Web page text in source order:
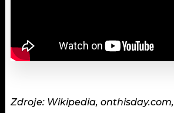
Zdroje: Wikipedia, onthisday.com,